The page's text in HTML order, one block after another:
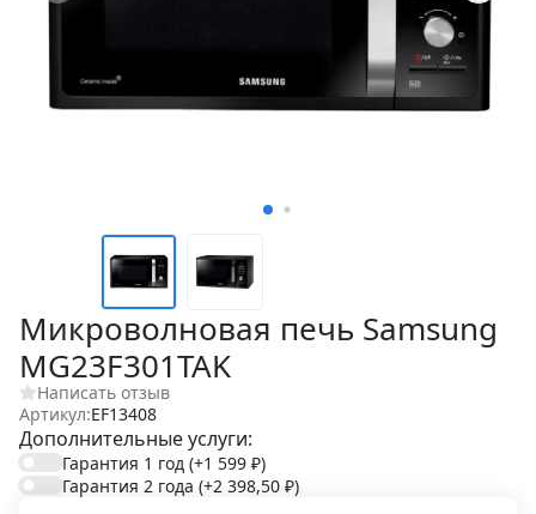
Микроволновая печь Samsung
MG23F301TAK
Написать отзыв
Артикул:EF13408
Дополнительные услуги:
Гарантия 1 год (+1 599 ₽)
Гарантия 2 года (+2 398,50 ₽)